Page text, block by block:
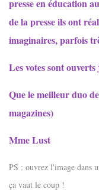
presse en éducation
de la presse ils ont
imaginaires, parfois
Les votes sont
Que le meilleur duo
magazines)
Mme Lust
PS : ouvrez l'image dans
ça vaut le coup !